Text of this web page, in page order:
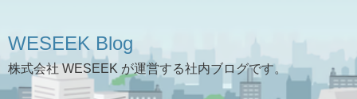
WESEEK Blog
株式会社 WESEEK が運営する社内ブログです。